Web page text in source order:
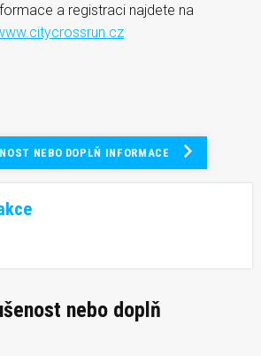
a registraci najdete na
NEBO DOPLŇ INFORMACE
nebo doplň